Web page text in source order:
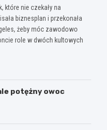
które nie czekały na
biznesplan i przekonała
żeby móc zawodowo
role w dwóch kultowych
potężny owoc